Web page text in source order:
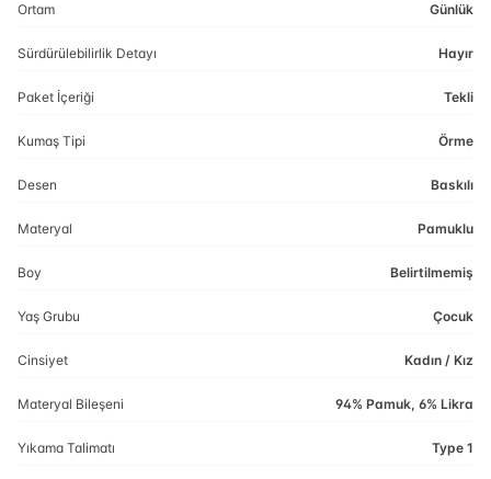
Ortam Günlük
Sürdürülebilirlik Detayı Hayır
Paket İçeriği Tekli
Kumaş Tipi Örme
Desen Baskılı
Materyal Pamuklu
Boy Belirtilmemiş
Yaş Grubu Çocuk
Cinsiyet Kadın / Kız
Materyal Bileşeni 94% Pamuk, 6% Likra
Yıkama Talimatı Type 1